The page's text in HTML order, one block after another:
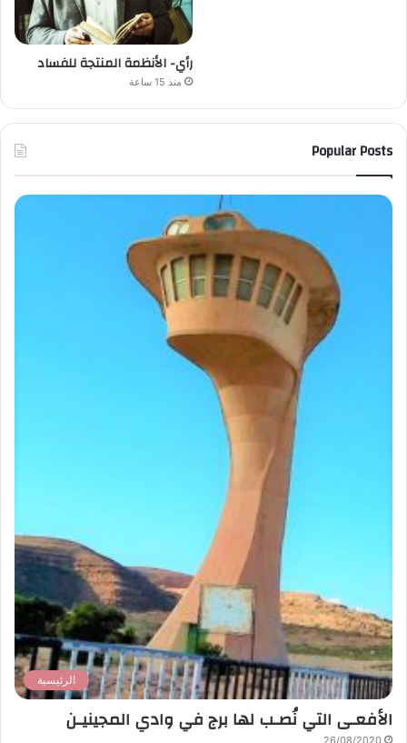
رأي- الأنظمة المنتجة للفساد
منذ 15 ساعة
Popular Posts
الرئيسية
الأفعـى التي نُصـب لها برج في وادي المجينيـن
26/08/2020